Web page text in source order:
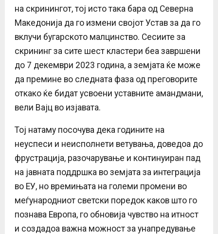
на скринингот, тој исто така бара од Северна
Македонија да го измени својот Устав за да го
вклучи бугарското малцинство. Сесиите за
скрининг за сите шест кластери беа завршени
до 7 декември 2023 година, а земјата ќе може
да премине во следната фаза од преговорите
откако ќе бидат усвоени уставните амандмани,
вели Вајц во изјавата.
Тој натаму посочува дека годините на
неуспеси и неисполнети ветувања, доведоа до
фрустрација, разочарување и континуиран пад
на јавната поддршка во земјата за интеграција
во ЕУ, но времињата на големи промени во
меѓународниот светски поредок каков што го
познава Европа, го обновија чувство на итност
и создадоа важна можност за унапредување